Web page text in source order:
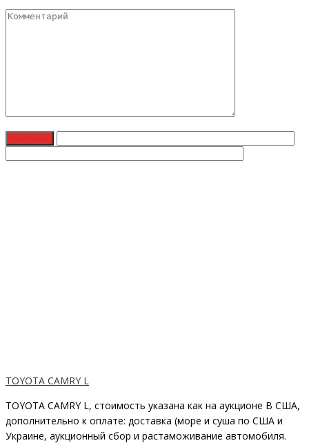
TOYOTA CAMRY L
TOYOTA CAMRY L, стоимость указана как на аукционе В США,
дополнительно к оплате: доставка (море и суша по США и
Украине, аукционный сбор и растаможивание автомобиля.